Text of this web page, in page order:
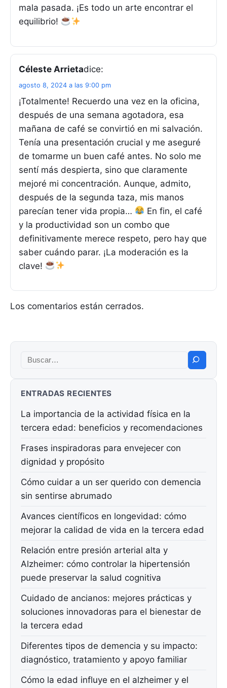
mala pasada. ¡Es todo un arte encontrar el
equilibrio!
Céleste Arrietadice:
agosto 8, 2024 a las 9:00 pm
¡Totalmente! Recuerdo una vez en la oficina,
después de una semana agotadora, esa
mañana de café se convirtió en mi salvación.
Tenía una presentación crucial y me aseguré
de tomarme un buen café antes. No solo me
sentí más despierta, sino que claramente
mejoré mi concentración. Aunque, admito,
después de la segunda taza, mis manos
parecían tener vida propia…
En fin, el café
y la productividad son un combo que
definitivamente merece respeto, pero hay que
saber cuándo parar. ¡La moderación es la
clave!
Los comentarios están cerrados.
Buscar:
ENTRADAS RECIENTES
La importancia de la actividad física en la
tercera edad: beneficios y recomendaciones
Frases inspiradoras para envejecer con
dignidad y propósito
Cómo cuidar a un ser querido con demencia
sin sentirse abrumado
Avances científicos en longevidad: cómo
mejorar la calidad de vida en la tercera edad
Relación entre presión arterial alta y
Alzheimer: cómo controlar la hipertensión
puede preservar la salud cognitiva
Cuidado de ancianos: mejores prácticas y
soluciones innovadoras para el bienestar de
la tercera edad
Diferentes tipos de demencia y su impacto:
diagnóstico, tratamiento y apoyo familiar
Cómo la edad influye en el alzheimer y el